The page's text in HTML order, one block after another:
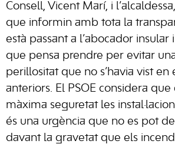
Consell, Vicent Marí, i
que informin amb tota la
està passant a l’abocador insular
que pensa prendre per evitar
perillositat que no s’havia vist en
anteriors. El PSOE considera
màxima seguretat les
és una urgència que no es pot
davant la gravetat que els